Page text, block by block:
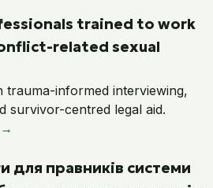
trained to work
related sexual
trauma-informed interviewing,
survivor-centred legal aid.
→
для правників системи